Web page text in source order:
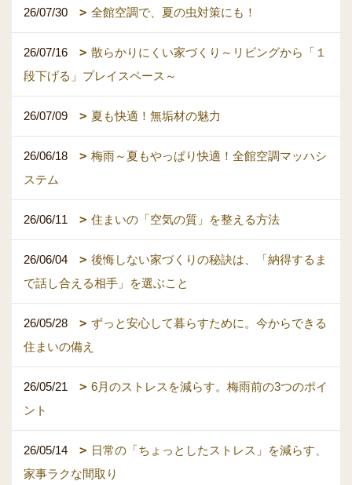
26/07/30 全館空調で、夏の虫対策にも！
26/07/16
散らかりにくい家づくり～リビングから「１
段下げる」プレイスペース～
26/07/09 夏も快適！無垢材の魅力
26/06/18
梅雨～夏もやっぱり快適！全館空調マッハシ
ステム
26/06/11 住まいの「空気の質」を整える方法
26/06/04
後悔しない家づくりの秘訣は、「納得するま
で話し合える相手」を選ぶこと
26/05/28
ずっと安心して暮らすために。今からできる
住まいの備え
26/05/21
6月のストレスを減らす。梅雨前の3つのポイ
ント
26/05/14
日常の「ちょっとしたストレス」を減らす、
家事ラクな間取り